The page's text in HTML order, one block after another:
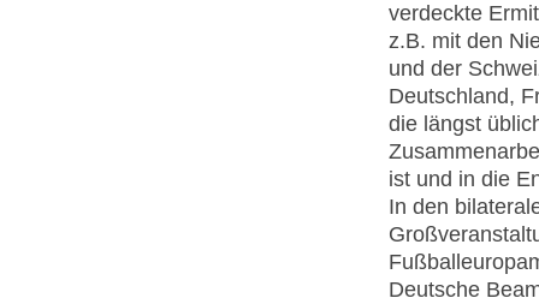
verdeckte
z.B. mit den
und der
Deutschland,
die längst
ist und in die
In den
Deutsche